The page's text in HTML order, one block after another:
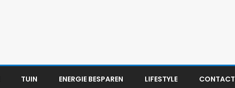
TUIN ENERGIE BESPAREN LIFESTYLE CONTACT